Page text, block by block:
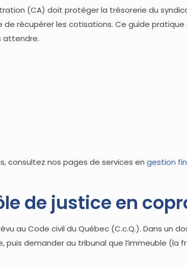
(CA) doit protéger la trésorerie du
récupérer les cotisations. Ce guide
attendre.
consultez nos pages de services engestion
de justice en
au Code civil du Québec (C.c.Q.). Dans un
demander au tribunal que l’immeuble (la